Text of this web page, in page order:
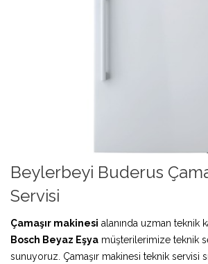
Beylerbeyi Buderus
Servisi
Çamaşır makinesi alanında uzman teknik
Bosch Beyaz Eşya müşterilerimize teknik
sunuyoruz. Çamaşır makinesi teknik servisi